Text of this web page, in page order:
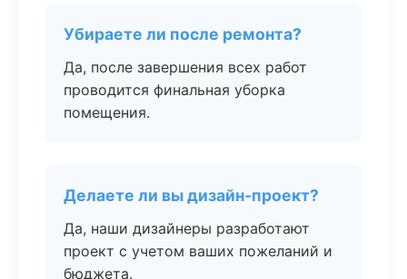
Убираете ли после ремонта?
Да, после завершения всех работ
проводится финальная уборка
помещения.
Делаете ли вы дизайн-проект?
Да, наши дизайнеры разработают
проект с учетом ваших пожеланий и
бюджета.